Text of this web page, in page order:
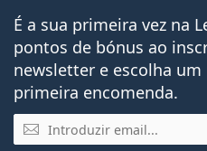
É a sua primeira vez na
pontos de bónus ao
newsletter e escolha um
primeira encomenda.
Email